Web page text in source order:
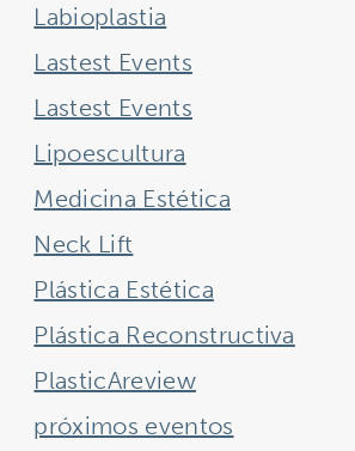
Labioplastia
Lastest Events
Lastest Events
Lipoescultura
Medicina Estética
Neck Lift
Plástica Estética
Plástica Reconstructiva
PlasticAreview
próximos eventos